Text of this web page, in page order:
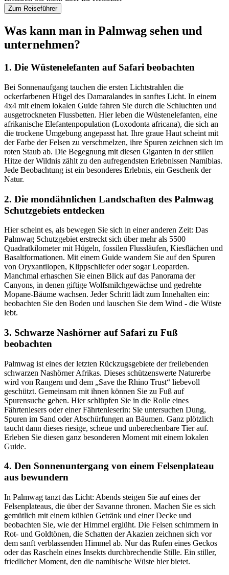
Zum Reiseführer
Was kann man in Palmwag sehen und
unternehmen?
1. Die Wüstenelefanten auf Safari beobachten
Bei Sonnenaufgang tauchen die ersten Lichtstrahlen die
ockerfarbenen Hügel des Damaralandes in sanftes Licht. In einem
4x4 mit einem lokalen Guide fahren Sie durch die Schluchten und
ausgetrockneten Flussbetten. Hier leben die Wüstenelefanten, eine
afrikanische Elefantenpopulation (Loxodonta africana), die sich an
die trockene Umgebung angepasst hat. Ihre graue Haut scheint mit
der Farbe der Felsen zu verschmelzen, ihre Spuren zeichnen sich im
roten Staub ab. Die Begegnung mit diesen Giganten in der stillen
Hitze der Wildnis zählt zu den aufregendsten Erlebnissen Namibias.
Jede Beobachtung ist ein besonderes Erlebnis, ein Geschenk der
Natur.
2. Die mondähnlichen Landschaften des Palmwag
Schutzgebiets entdecken
Hier scheint es, als bewegen Sie sich in einer anderen Zeit: Das
Palmwag Schutzgebiet erstreckt sich über mehr als 5500
Quadratkilometer mit Hügeln, fossilen Flussläufen, Kiesflächen und
Basaltformationen. Mit einem Guide wandern Sie auf den Spuren
von Oryxantilopen, Klippschliefer oder sogar Leoparden.
Manchmal erhaschen Sie einen Blick auf das Panorama der
Canyons, in denen giftige Wolfsmilchgewächse und gedrehte
Mopane-Bäume wachsen. Jeder Schritt lädt zum Innehalten ein:
beobachten Sie den Boden und lauschen Sie dem Wind - die Wüste
lebt.
3. Schwarze Nashörner auf Safari zu Fuß
beobachten
Palmwag ist eines der letzten Rückzugsgebiete der freilebenden
schwarzen Nashörner Afrikas. Dieses schützenswerte Naturerbe
wird von Rangern und dem „Save the Rhino Trust“ liebevoll
geschützt. Gemeinsam mit ihnen können Sie zu Fuß auf
Spurensuche gehen. Hier schlüpfen Sie in die Rolle eines
Fährtenlesers oder einer Fährtenleserin: Sie untersuchen Dung,
Spuren im Sand oder Abschürfungen an Bäumen. Ganz plötzlich
taucht dann dieses riesige, scheue und unberechenbare Tier auf.
Erleben Sie diesen ganz besonderen Moment mit einem lokalen
Guide.
4. Den Sonnenuntergang von einem Felsenplateau
aus bewundern
In Palmwag tanzt das Licht: Abends steigen Sie auf eines der
Felsenplateaus, die über der Savanne thronen. Machen Sie es sich
gemütlich mit einem kühlen Getränk und einer Decke und
beobachten Sie, wie der Himmel erglüht. Die Felsen schimmern in
Rot- und Goldtönen, die Schatten der Akazien zeichnen sich vor
dem sanft verblassenden Himmel ab. Nur das Rufen eines Geckos
oder das Rascheln eines Insekts durchbrechendie Stille. Ein stiller,
friedlicher Moment, den die namibische Wüste hier bietet.